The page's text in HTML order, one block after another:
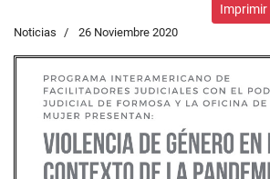
Imprimir
Noticias 26 Noviembre 2020